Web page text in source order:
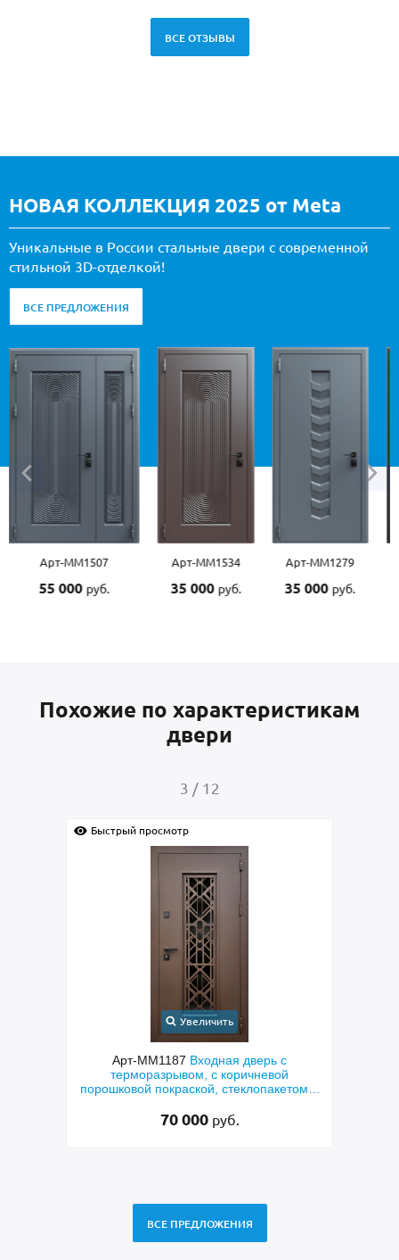
ВСЕ ОТЗЫВЫ
НОВАЯ КОЛЛЕКЦИЯ 2025 от Meta
Уникальные в России стальные двери с современной
стильной 3D-отделкой!
ВСЕ ПРЕДЛОЖЕНИЯ
Арт-ММ1534
35 000руб.
Арт-ММ1279
35 000руб.
Арт-ММ1570
45 000руб.
Похожие по характеристикам
двери
4 / 12
Быстрый просмотр
Увеличить
Арт-ММ1384 Входная дверь с
металлофиленкой, бугельной ручкой и
порошковым напылением RAL 7021
45 000 руб.
ВСЕ ПРЕДЛОЖЕНИЯ